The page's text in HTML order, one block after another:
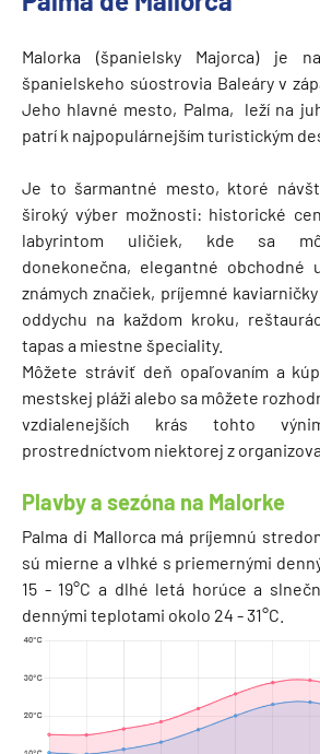
Malorka (španielsky Majorca) je
španielskeho súostrovia Baleáry v
Jeho hlavné mesto, Palma, leží na
patrí k najpopulárnejším turistickým
Je to šarmantné mesto, ktoré
široký výber možnosti: historické
labyrintom uličiek, kde sa
donekonečna, elegantné obchodné
známych značiek, príjemné
oddychu na každom kroku,
tapas a miestne špeciality.
Môžete stráviť deň opaľovaním a
mestskej pláži alebo sa môžete
vzdialenejších krás tohto
prostredníctvom niektorej z
Plavby a sezóna na Malorke
Palma di Mallorca má príjemnú
sú mierne a vlhké s priemernými
15 - 19°C a dlhé letá horúce a
dennými teplotami okolo 24 - 31°C.